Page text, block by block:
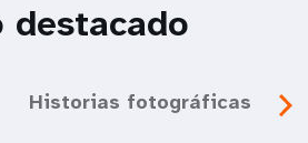
destacado
Historias fotográficas